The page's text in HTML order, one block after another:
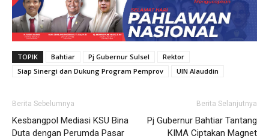
TOPIK Bahtiar Pj Gubernur Sulsel
Rektor
Siap Sinergi dan Dukung Program Pemprov
UIN Alauddin
Berita Sebelumnya
Kesbangpol Mediasi KSU Bina
Duta dengan Perumda Pasar
Berita Selanjutnya
Pj Gubernur Bahtiar Tantang
KIMA Ciptakan Magnet